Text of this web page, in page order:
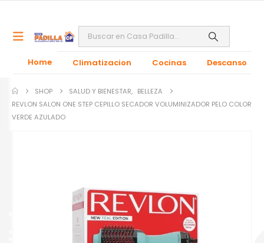
Home Climatizacion Cocinas Descanso
SHOP SALUD Y BIENESTAR, BELLEZA
REVLON SALON ONE STEP CEPILLO SECADOR VOLUMINIZADOR PELO COLOR
VERDE AZULADO